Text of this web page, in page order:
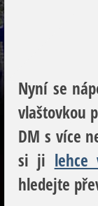
Nyní se
vlaštovkou
DM s více
si ji lehce
hledejte